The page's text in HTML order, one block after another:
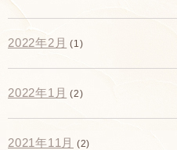
2022年2月 (1)
2022年1月 (2)
2021年11月 (2)